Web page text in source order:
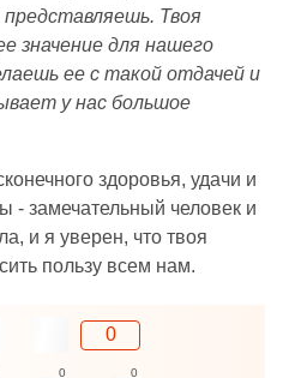
Твоя
значение для нашего
ее с такой отдачей и
у нас большое
здоровья, удачи и
- замечательный человек и
и я уверен, что твоя
пользу всем нам.
0
0 0